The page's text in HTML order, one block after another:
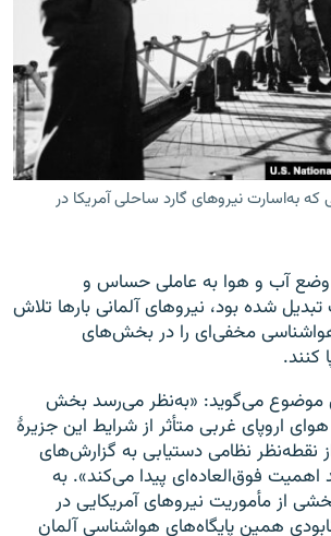
که به‌اسارت نیروهای گارد ساحلی آمریکا در
وضع آب و هوا به عاملی حساس و
شده بود، نیروهای آلمانی بارها تلاش
مخفی‌ای را در بخش‌های
کنند.
موضوع می‌گوید: «به‌نظر می‌رسد بخش
اروپای غربی متأثر از شرایط این جزیرۀ
نقطه‌نظر نظامی دستیابی به گزارش‌های
اهمیت فوق‌العاده‌ای پیدا می‌کند». به
از مأموریت نیروهای آمریکایی در
همین پایگاه‌های هواشناسی آلمان